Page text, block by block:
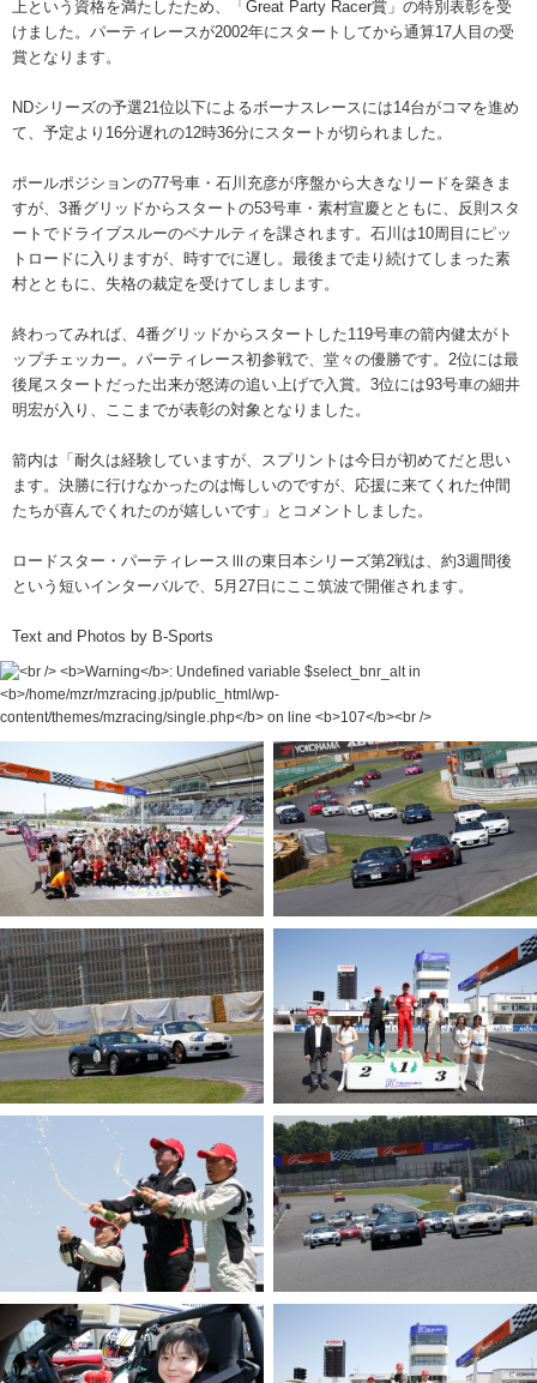
上という資格を満たしたため、「Great Party Racer賞」の特別表彰を受
けました。パーティレースが2002年にスタートしてから通算17人目の受
賞となります。
NDシリーズの予選21位以下によるボーナスレースには14台がコマを進め
て、予定より16分遅れの12時36分にスタートが切られました。
ポールポジションの77号車・石川充彦が序盤から大きなリードを築きま
すが、3番グリッドからスタートの53号車・素村宣慶とともに、反則スタ
ートでドライブスルーのペナルティを課されます。石川は10周目にピッ
トロードに入りますが、時すでに遅し。最後まで走り続けてしまった素
村とともに、失格の裁定を受けてしまします。
終わってみれば、4番グリッドからスタートした119号車の箭内健太がト
ップチェッカー。パーティレース初参戦で、堂々の優勝です。2位には最
後尾スタートだった出来が怒涛の追い上げで入賞。3位には93号車の細井
明宏が入り、ここまでが表彰の対象となりました。
箭内は「耐久は経験していますが、スプリントは今日が初めてだと思い
ます。決勝に行けなかったのは悔しいのですが、応援に来てくれた仲間
たちが喜んでくれたのが嬉しいです」とコメントしました。
ロードスター・パーティレースⅢの東日本シリーズ第2戦は、約3週間後
という短いインターバルで、5月27日にここ筑波で開催されます。
Text and Photos by B-Sports